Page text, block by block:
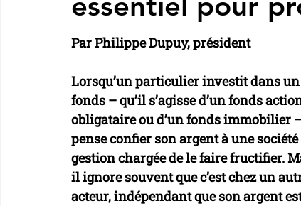
Par Philippe Dupuy, président
Lorsqu’un particulier investit dans un
fonds – qu’il s’agisse d’un fonds
obligataire ou d’un fonds immobilier
pense confier son argent à une société
gestion chargée de le faire fructifier.
il ignore souvent que c’est chez un
acteur, indépendant que son argent